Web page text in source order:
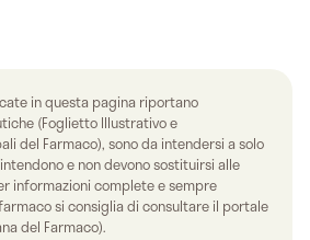
in questa pagina riportano
(Foglietto Illustrativo e
del Farmaco), sono da intendersi a solo
e non devono sostituirsi alle
informazioni complete e sempre
si consiglia di consultare il portale
del Farmaco).